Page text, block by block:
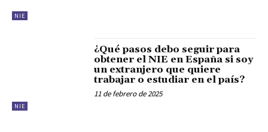
NIE
NIE
¿Qué pasos debo seguir para
obtener el NIE en España si soy
un extranjero que quiere
trabajar o estudiar en el país?
11 de febrero de 2025